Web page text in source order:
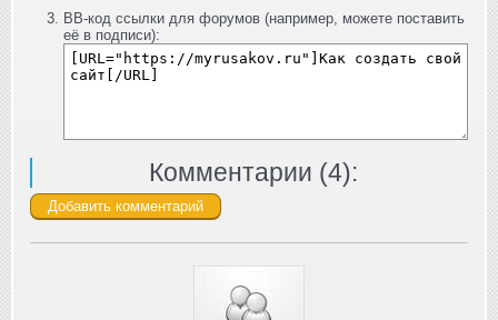
BB-код ссылки для форумов (например, можете поставить
её в подписи):
Комментарии (4):